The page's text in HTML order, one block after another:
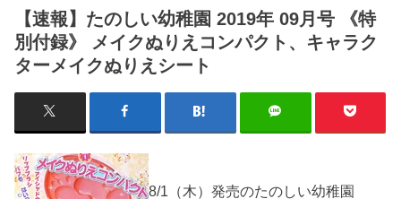
【速報】たのしい幼稚園 2019年 09月号 《特
別付録》 メイクぬりえコンパクト、キャラク
ターメイクぬりえシート
8/1（木）発売のたのしい幼稚園